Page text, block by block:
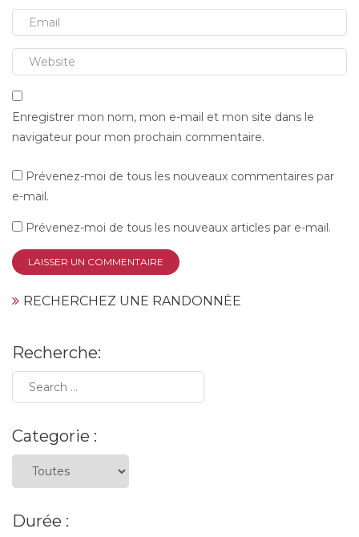
Enregistrer mon nom, mon e-mail et mon site dans le
navigateur pour mon prochain commentaire.
Prévenez-moi de tous les nouveaux commentaires par
e-mail.
Prévenez-moi de tous les nouveaux articles par e-mail.
RECHERCHEZ UNE RANDONNÉE
Recherche:
Categorie :
Durée :